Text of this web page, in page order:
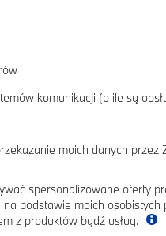
komunikacji (o ile są
moich danych przez
spersonalizowane oferty
na podstawie moich
z produktów bądź usług.